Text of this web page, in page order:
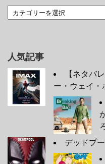
人気記事
【ネタバ
ー・ウェイ・
デッドプ